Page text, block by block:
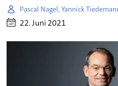
Pascal Nagel, Yannick
22. Juni 2021